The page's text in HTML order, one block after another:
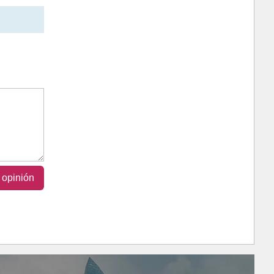
opinión